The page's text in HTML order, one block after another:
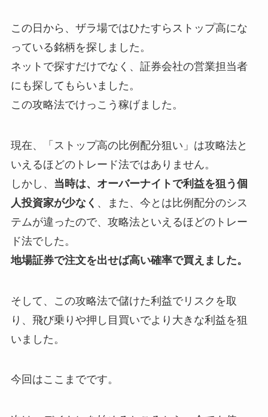
この日から、ザラ場ではひたすらストップ高にな
っている銘柄を探しました。
ネットで探すだけでなく、証券会社の営業担当者
にも探してもらいました。
この攻略法でけっこう稼げました。
現在、「ストップ高の比例配分狙い」は攻略法と
いえるほどのトレード法ではありません。
しかし、 当時は、オーバーナイトで利益を狙う個
人投資家が少なく 、また、今とは比例配分のシス
テムが違ったので、攻略法といえるほどのトレー
ド法でした。
地場証券で注文を出せば高い確率で買えました。
そして、この攻略法で儲けた利益でリスクを取
り、飛び乗りや押し目買いでより大きな利益を狙
いました。
今回はここまでです。